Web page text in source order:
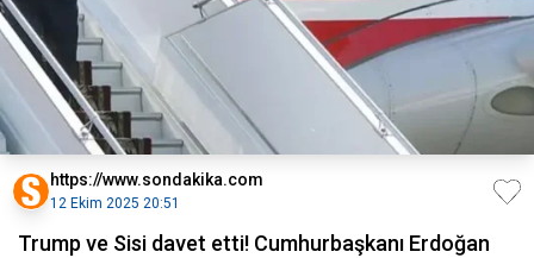
https://www.sondakika.com
12 Ekim 2025 20:51
Trump ve Sisi davet etti! Cumhurbaşkanı Erdoğan